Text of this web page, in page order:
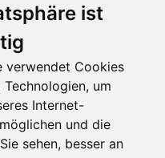
ist
verwendet Cookies
um
Internet-
und die
sehen, besser an
Anerkennung